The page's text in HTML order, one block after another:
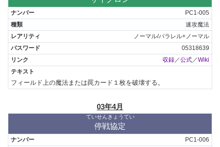
PC1-005
速攻魔法
ノーマル/パラレル+ノーマル
05318639
収録／公式／Wiki
フィールド上の魔法または罠カード１枚を破壊する。
03年4月
ていせんきょうてい
停戦協定
PC1-006